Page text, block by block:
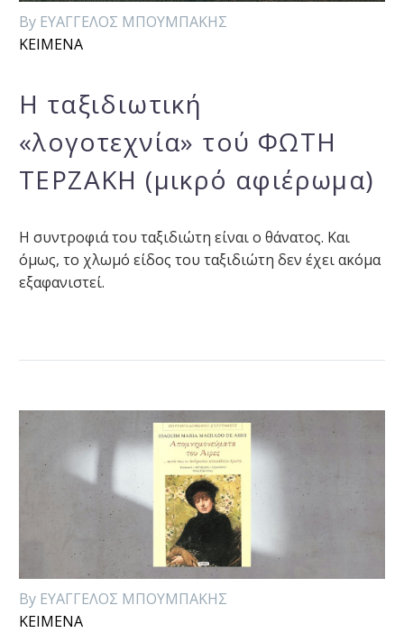
By ΕΥΑΓΓΕΛΟΣ ΜΠΟΥΜΠΑΚΗΣ
ΚΕΙΜΕΝΑ
Η ταξιδιωτική
«λογοτεχνία» τού ΦΩΤΗ
ΤΕΡΖΑΚΗ (μικρό αφιέρωμα)
Η συντροφιά του ταξιδιώτη είναι ο θάνατος. Και
όμως, το χλωμό είδος του ταξιδιώτη δεν έχει ακόμα
εξαφανιστεί.
By ΕΥΑΓΓΕΛΟΣ ΜΠΟΥΜΠΑΚΗΣ
ΚΕΙΜΕΝΑ